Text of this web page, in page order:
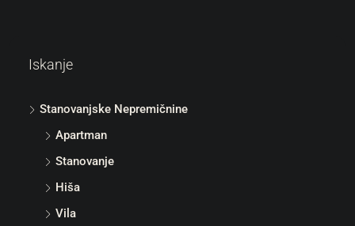
Iskanje
Stanovanjske Nepremičnine
Apartman
Stanovanje
Hiša
Vila